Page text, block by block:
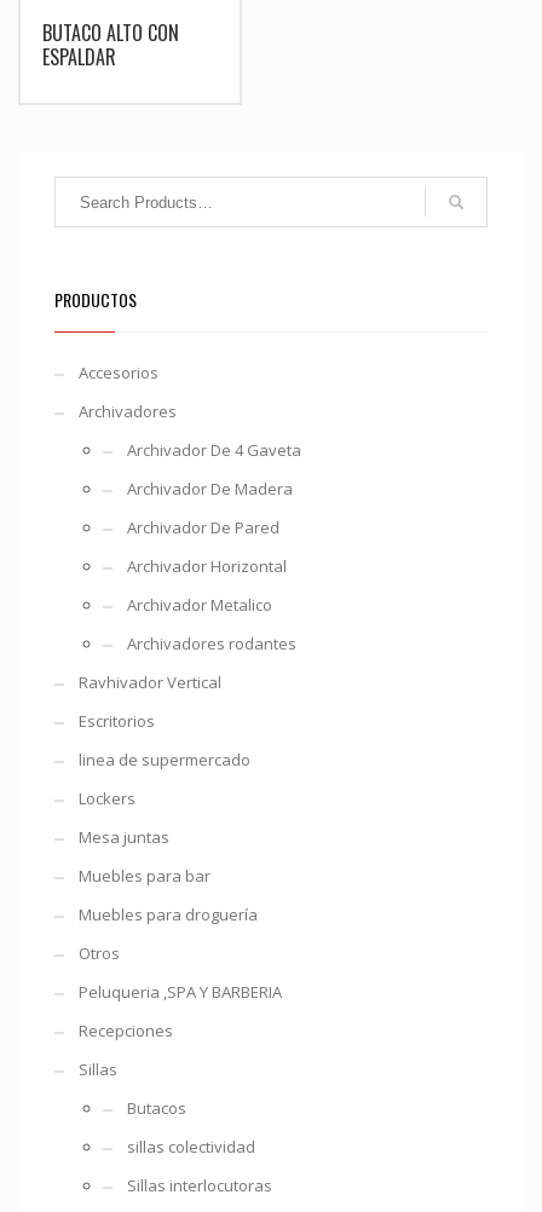
BUTACO ALTO CON
ESPALDAR
PRODUCTOS
Accesorios
Archivadores
Archivador De 4 Gaveta
Archivador De Madera
Archivador De Pared
Archivador Horizontal
Archivador Metalico
Archivadores rodantes
Ravhivador Vertical
Escritorios
linea de supermercado
Lockers
Mesa juntas
Muebles para bar
Muebles para droguería
Otros
Peluqueria ,SPA Y BARBERIA
Recepciones
Sillas
Butacos
sillas colectividad
Sillas interlocutoras